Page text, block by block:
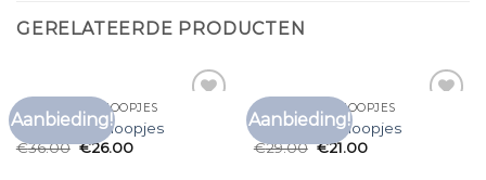
GERELATEERDE PRODUCTEN
Aanbieding!
T SHIRT MET KNOOPJES
t shirt met knoopjes
€36.00 €26.00
Aanbieding!
T SHIRT MET KNOOPJES
t shirt met knoopjes
€29.00 €21.00